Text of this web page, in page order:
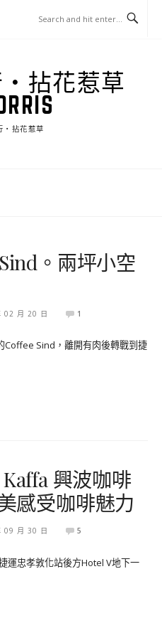
拈花惹草
‧拈花惹草
。兩坪小空
02 月 20 日 1
Coffee Sind，離開有肉後轉戰到捷
Kaffa 興波咖啡
感受咖啡魅力
09 月 30 日 5
運忠孝敦化站後方Hotel V地下一